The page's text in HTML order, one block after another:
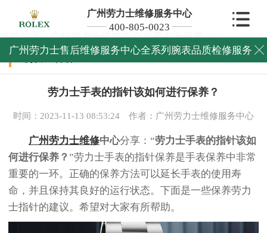
广州劳力士维修服务中心
400-805-0023
广州劳力士售后维修服务中心全系列腕表品质检修服务 
当前位置：广州劳力士维修中心>劳力士保养>
劳力士保养
劳力士手表的指针该如何进行保养？
时间：2023-11-13 08:53:24 作者：广州劳力士维修服务中心
广州劳力士维修中心分享：“劳力士手表的指针该如
何进行保养？ ”劳力士手表的指针保养是手表保养中非常
重要的一环。正确的保养方法可以延长手表的使用寿
命，并且保持其良好的运行状态。下面是一些保养劳力
士指针的建议。希望对大家有所帮助。